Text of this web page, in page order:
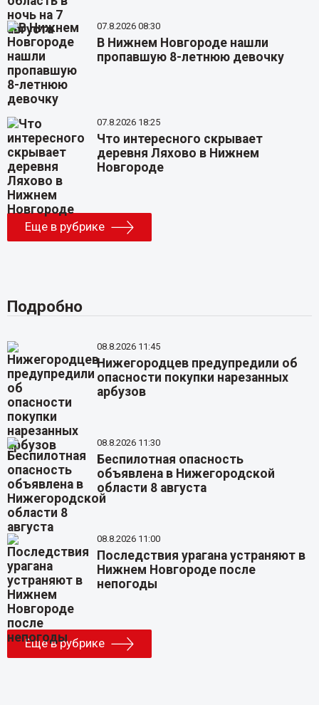
07.8.2026 08:30
В Нижнем Новгороде нашли
пропавшую 8-летнюю девочку
07.8.2026 18:25
Что интересного скрывает
деревня Ляхово в Нижнем
Новгороде
Еще в рубрике
Подробно
08.8.2026 11:45
Нижегородцев предупредили об
опасности покупки нарезанных
арбузов
08.8.2026 11:30
Беспилотная опасность
объявлена в Нижегородской
области 8 августа
08.8.2026 11:00
Последствия урагана устраняют в
Нижнем Новгороде после
непогоды
Еще в рубрике